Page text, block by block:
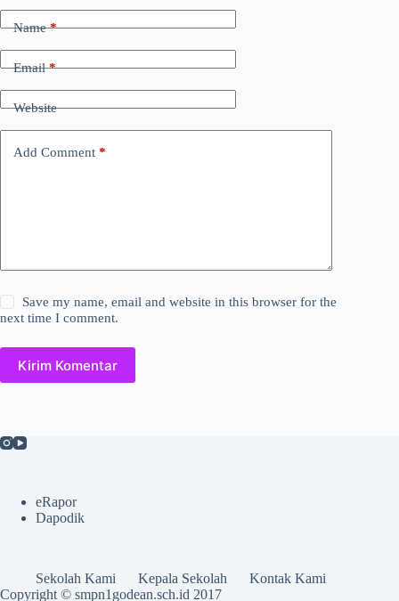
Name*
Email*
Website
Add Comment *
Save my name, email and website in this browser for the
next time I comment.
Kirim Komentar
eRapor
Dapodik
Sekolah Kami Kepala Sekolah
Kontak Kami
Copyright © smpn1godean.sch.id 2017